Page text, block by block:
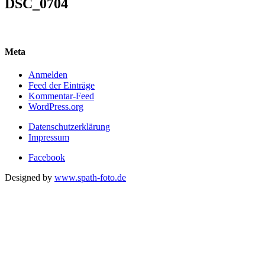
DSC_0704
Meta
Anmelden
Feed der Einträge
Kommentar-Feed
WordPress.org
Datenschutzerklärung
Impressum
Facebook
Designed by www.spath-foto.de